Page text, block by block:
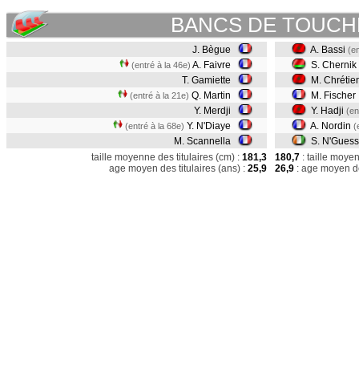
BANCS DE
J. Bègue
(entré à la 46e) A. Faivre
T. Gamiette
(entré à la 21e) Q. Martin
Y. Merdji
(entré à la 68e) Y. N'Diaye
M. Scannella
A. Bassi
S. Chernik
M.
M. Fischer
Y. Hadji
A. Nordin
S.
taille moyenne des titulaires (cm) : 181,3
age moyen des titulaires (ans) : 25,9
180,7 : taille
26,9 : age moyen